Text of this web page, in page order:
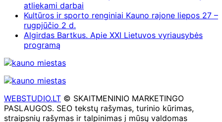
atliekami darbai
Kultūros ir sporto renginiai Kauno rajone liepos 27 –
rugpjūčio 2 d.
Algirdas Bartkus. Apie XXI Lietuvos vyriausybės
programą
WEBSTUDIO.LT © SKAITMENINIO MARKETINGO
PASLAUGOS. SEO tekstų rašymas, turinio kūrimas,
straipsnių rašymas ir talpinimas į mūsų valdomas